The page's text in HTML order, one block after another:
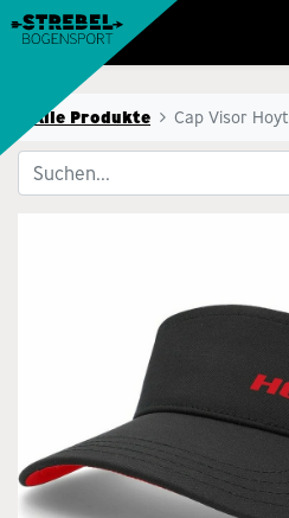
Alle Produkte Cap Visor Hoyt